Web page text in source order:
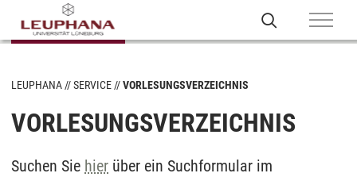
LEUPHANA SERVICE VORLESUNGSVERZEICHNIS
VORLESUNGSVERZEICHNIS
Suchen Sie hier über ein Suchformular im